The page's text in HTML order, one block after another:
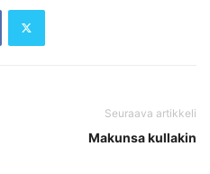
Seuraava artikkeli
Makunsa kullakin